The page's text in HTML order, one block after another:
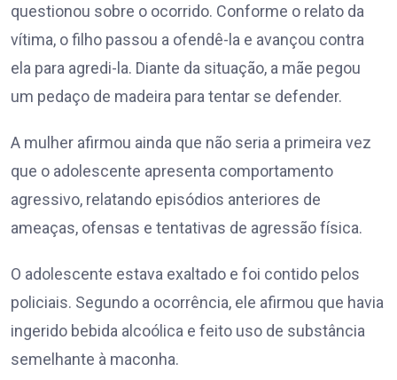
questionou sobre o ocorrido. Conforme o relato da
vítima, o filho passou a ofendê-la e avançou contra
ela para agredi-la. Diante da situação, a mãe pegou
um pedaço de madeira para tentar se defender.
A mulher afirmou ainda que não seria a primeira vez
que o adolescente apresenta comportamento
agressivo, relatando episódios anteriores de
ameaças, ofensas e tentativas de agressão física.
O adolescente estava exaltado e foi contido pelos
policiais. Segundo a ocorrência, ele afirmou que havia
ingerido bebida alcoólica e feito uso de substância
semelhante à maconha.